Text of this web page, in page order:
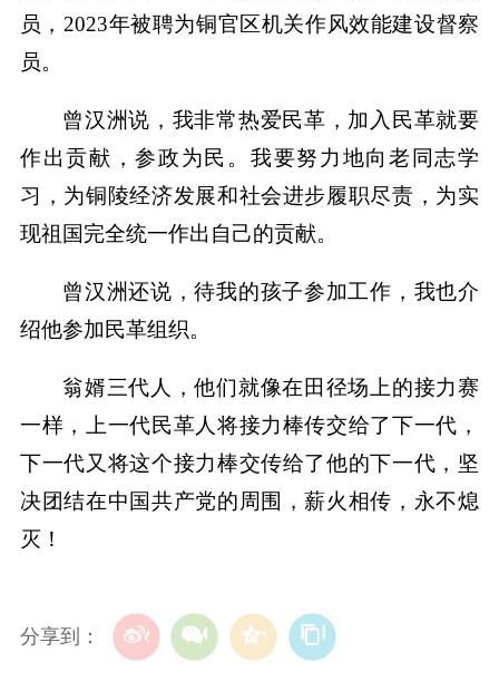
员，2023年被聘为铜官区机关作风效能建设督察
员。
曾汉洲说，我非常热爱民革，加入民革就要
作出贡献，参政为民。我要努力地向老同志学
习，为铜陵经济发展和社会进步履职尽责，为实
现祖国完全统一作出自己的贡献。
曾汉洲还说，待我的孩子参加工作，我也介
绍他参加民革组织。
翁婿三代人，他们就像在田径场上的接力赛
一样，上一代民革人将接力棒传交给了下一代，
下一代又将这个接力棒交传给了他的下一代，坚
决团结在中国共产党的周围，薪火相传，永不熄
灭！
分享到：